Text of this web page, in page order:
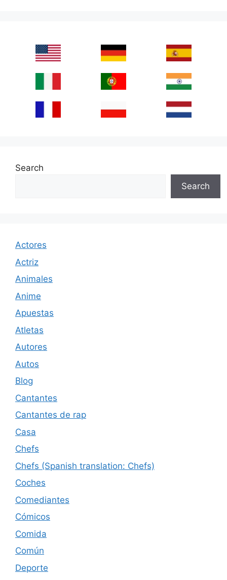
Search
Search
Actores
Actriz
Animales
Anime
Apuestas
Atletas
Autores
Autos
Blog
Cantantes
Cantantes de rap
Casa
Chefs
Chefs (Spanish translation: Chefs)
Coches
Comediantes
Cómicos
Comida
Común
Deporte